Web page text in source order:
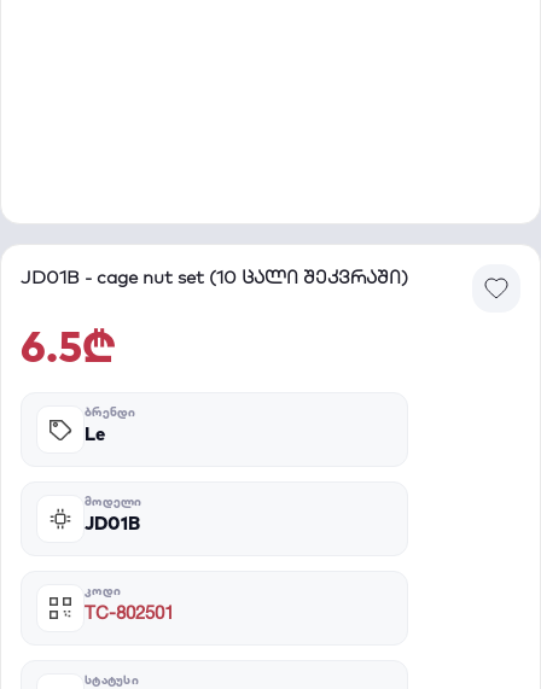
JD01B - cage nut set (10 ცალი შეკვრაში)
6.5₾
ᲑᲠᲔᲜᲓᲘ
Le
ᲛᲝᲓᲔᲚᲘ
JD01B
ᲙᲝᲓᲘ
TC-802501
ᲡᲢᲐᲢᲣᲡᲘ